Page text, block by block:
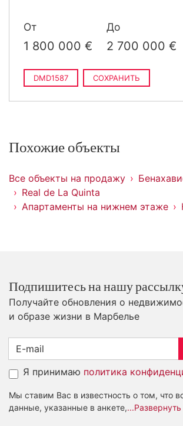
От
1 800 000 €
До
2 700 000 €
DMD1587 СОХРАНИТЬ
Похожие объекты
Все объекты на продажу
Real de La Quinta
Апартаменты на нижнем этаже
Подпишитесь на нашу
Получайте обновления о
и образе жизни в Марбелье
Я принимаю политика
Мы ставим Вас в известность о том, что
данные, указанные в анкете,...Развернуть